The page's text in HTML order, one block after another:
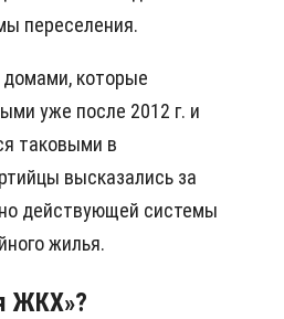
переселения.
которые
уже после 2012 г. и
таковыми в
высказались за
действующей системы
жилья.
ЖКХ»?